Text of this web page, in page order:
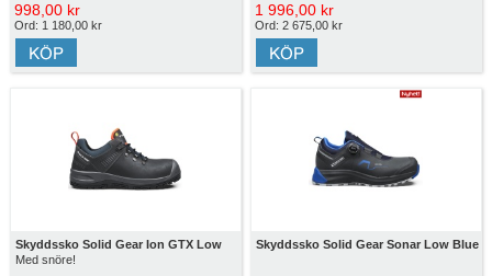
998,00 kr
Ord: 1 180,00 kr
1 996,00 kr
Ord: 2 675,00 kr
Skyddssko Solid Gear Ion GTX Low
Med snöre!
Skyddssko Solid Gear Sonar Low Blue